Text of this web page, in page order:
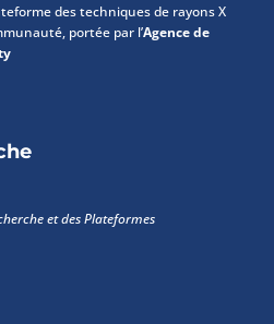
des techniques de rayons X
portée par l’Agence de
et des Plateformes